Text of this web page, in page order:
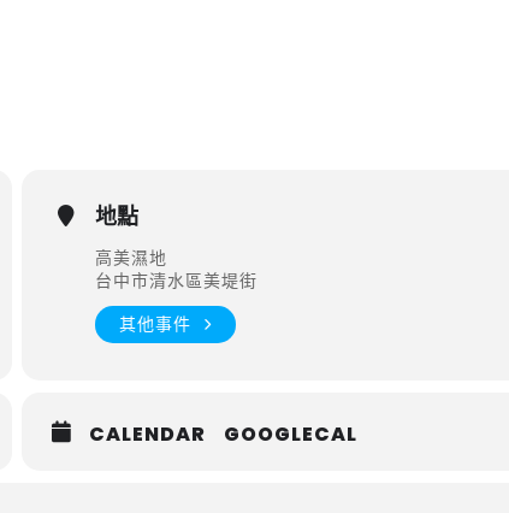
地點
高美濕地
台中市清水區美堤街
其他事件
CALENDAR GOOGLECAL